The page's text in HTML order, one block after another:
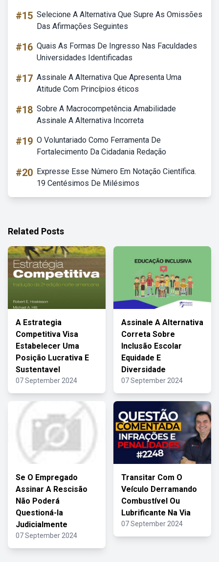
#15 Selecione A Alternativa Que Supre As Omissões
Das Afirmações Seguintes
#16 Quais As Formas De Ingresso Nas Faculdades
Universidades Identificadas
#17 Assinale A Alternativa Que Apresenta Uma
Atitude Com Princípios éticos
#18 Sobre A Macrocompetência Amabilidade
Assinale A Alternativa Incorreta
#19 O Voluntariado Como Ferramenta De
Fortalecimento Da Cidadania Redação
#20 Expresse Esse Número Em Notação Científica.
19 Centésimos De Milésimos
Related Posts
A Estrategia
Competitiva Visa
Estabelecer Uma
Posição Lucrativa E
Sustentavel
07 September 2024
Assinale A Alternativa
Correta Sobre
Inclusão Escolar
Equidade E
Diversidade
07 September 2024
Se O Empregado
Assinar A Rescisão
Não Poderá
Questioná-la
Judicialmente
07 September 2024
Transitar Com O
Veículo Derramando
Combustível Ou
Lubrificante Na Via
07 September 2024